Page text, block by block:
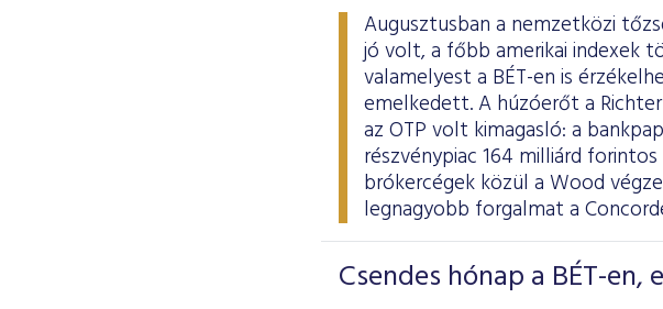
Augusztusban a nemzetközi
jó volt, a főbb amerikai indexek
valamelyest a BÉT-en is
emelkedett. A húzóerőt a
az OTP volt kimagasló: a
részvénypiac 164 milliárd
brókercégek közül a Wood
legnagyobb forgalmat a
Csendes hónap a BÉT-